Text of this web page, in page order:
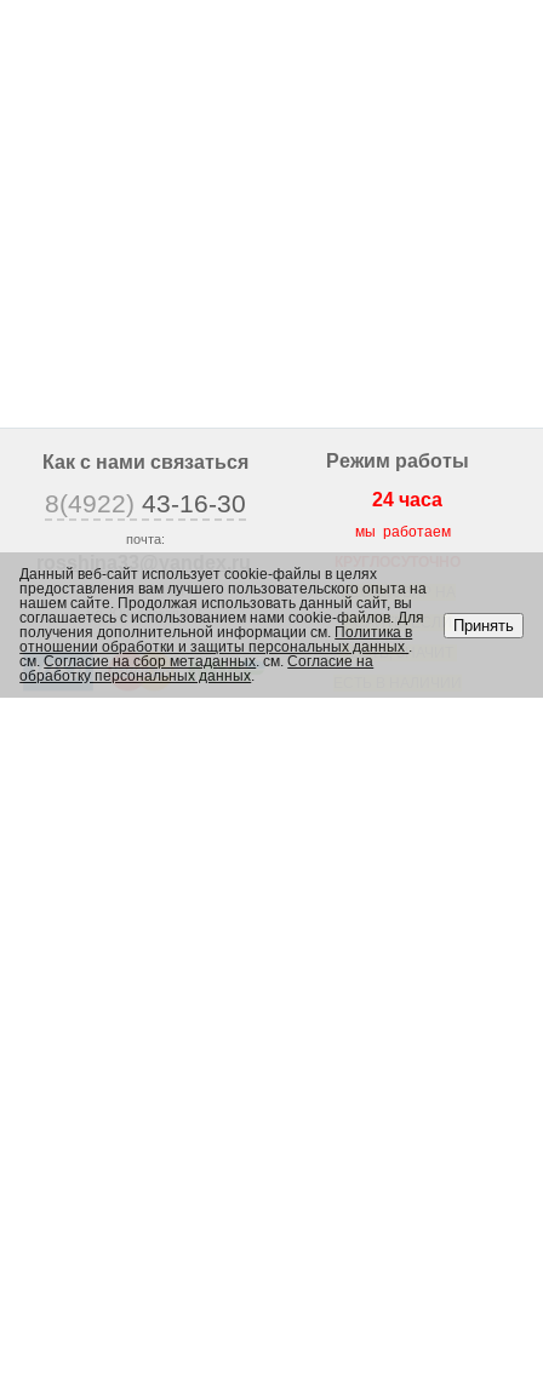
Как с нами связаться
8(4922) 43-16-30
почта:
rosshina33@yandex
г. Владимир,
ул. Юрьевская 1/2,
Режим работы
24 часа
мы работаем
ВЕСЬ ТОВАР НА
САЙТЕ, ЕСЛИ
ЕСТЬ, ЗНАЧИТ
Данный веб-сайт использует cookie-файлы в целях
предоставления вам лучшего пользовательского опыта на
нашем сайте. Продолжая использовать данный сайт, вы
соглашаетесь с использованием нами cookie-файлов. Для
получения дополнительной информации см. Политика в
отношении обработки и защиты персональных данных .
см.Согласие на сбор метаданных. см.Согласие на
обработку персональных данных.
Принять